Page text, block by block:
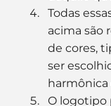
Todas
acima são
de cores,
ser
O logotipo